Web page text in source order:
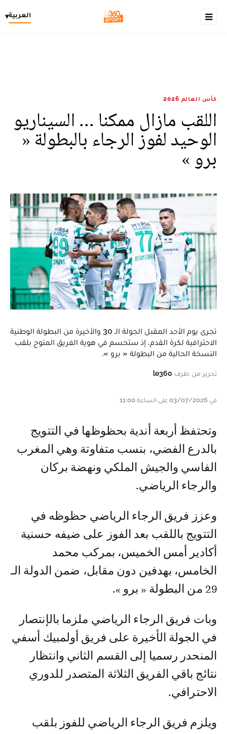
العربية▾
كأس العالم 2026
اللقب مازال ممكنا ... السيناريو
الوحيد لفوز الرجاء بالبطولة «
برو »
تجرى يوم الأحد المقبل الجولة الـ 30 والأخيرة من البطولة الوطنية
الاحترافية لكرة القدم، إذ ستحسم في هوية الفريق المتوج بلقب
النسخة الحالية من البطولة « برو ».
تحرير من طرف le360
في 03/07/2026 على الساعة 11:00
وتحتفظ أربعة أندية بحظوظها في التتويج
بالدرع الفضي، بنسب متفاوتة وهي المغرب
الفاسي والجيش الملكي ونهضة بركان
والرجاء الرياضي.
وعزز فريق الرجاء الرياضي حظوظه في
التتويج باللقب بعد الفوز على ضيفه حسنية
أكادير أمس الخميس، بمركب محمد
الخامس، بهدفين دون مقابل، ضمن الدولة الـ
29 من البطولة « برو ».
وبات فريق الرجاء الرياضي ملزما بالإنتصار
في الجولة الأخيرة على فريق أولمبيك أسفي
المنحدر رسميا إلى القسم الثاني وانتظار
نتائج باقي الفريق الثلاثة المتصدر للدوري
الاحترافي.
ويلزم فريق الرجاء الرياضي للفوز بلقب